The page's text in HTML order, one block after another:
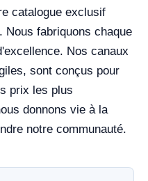
catalogue exclusif
Nous fabriquons chaque
Nos canaux
sont conçus pour
prix les plus
donnons vie à la
notre communauté.